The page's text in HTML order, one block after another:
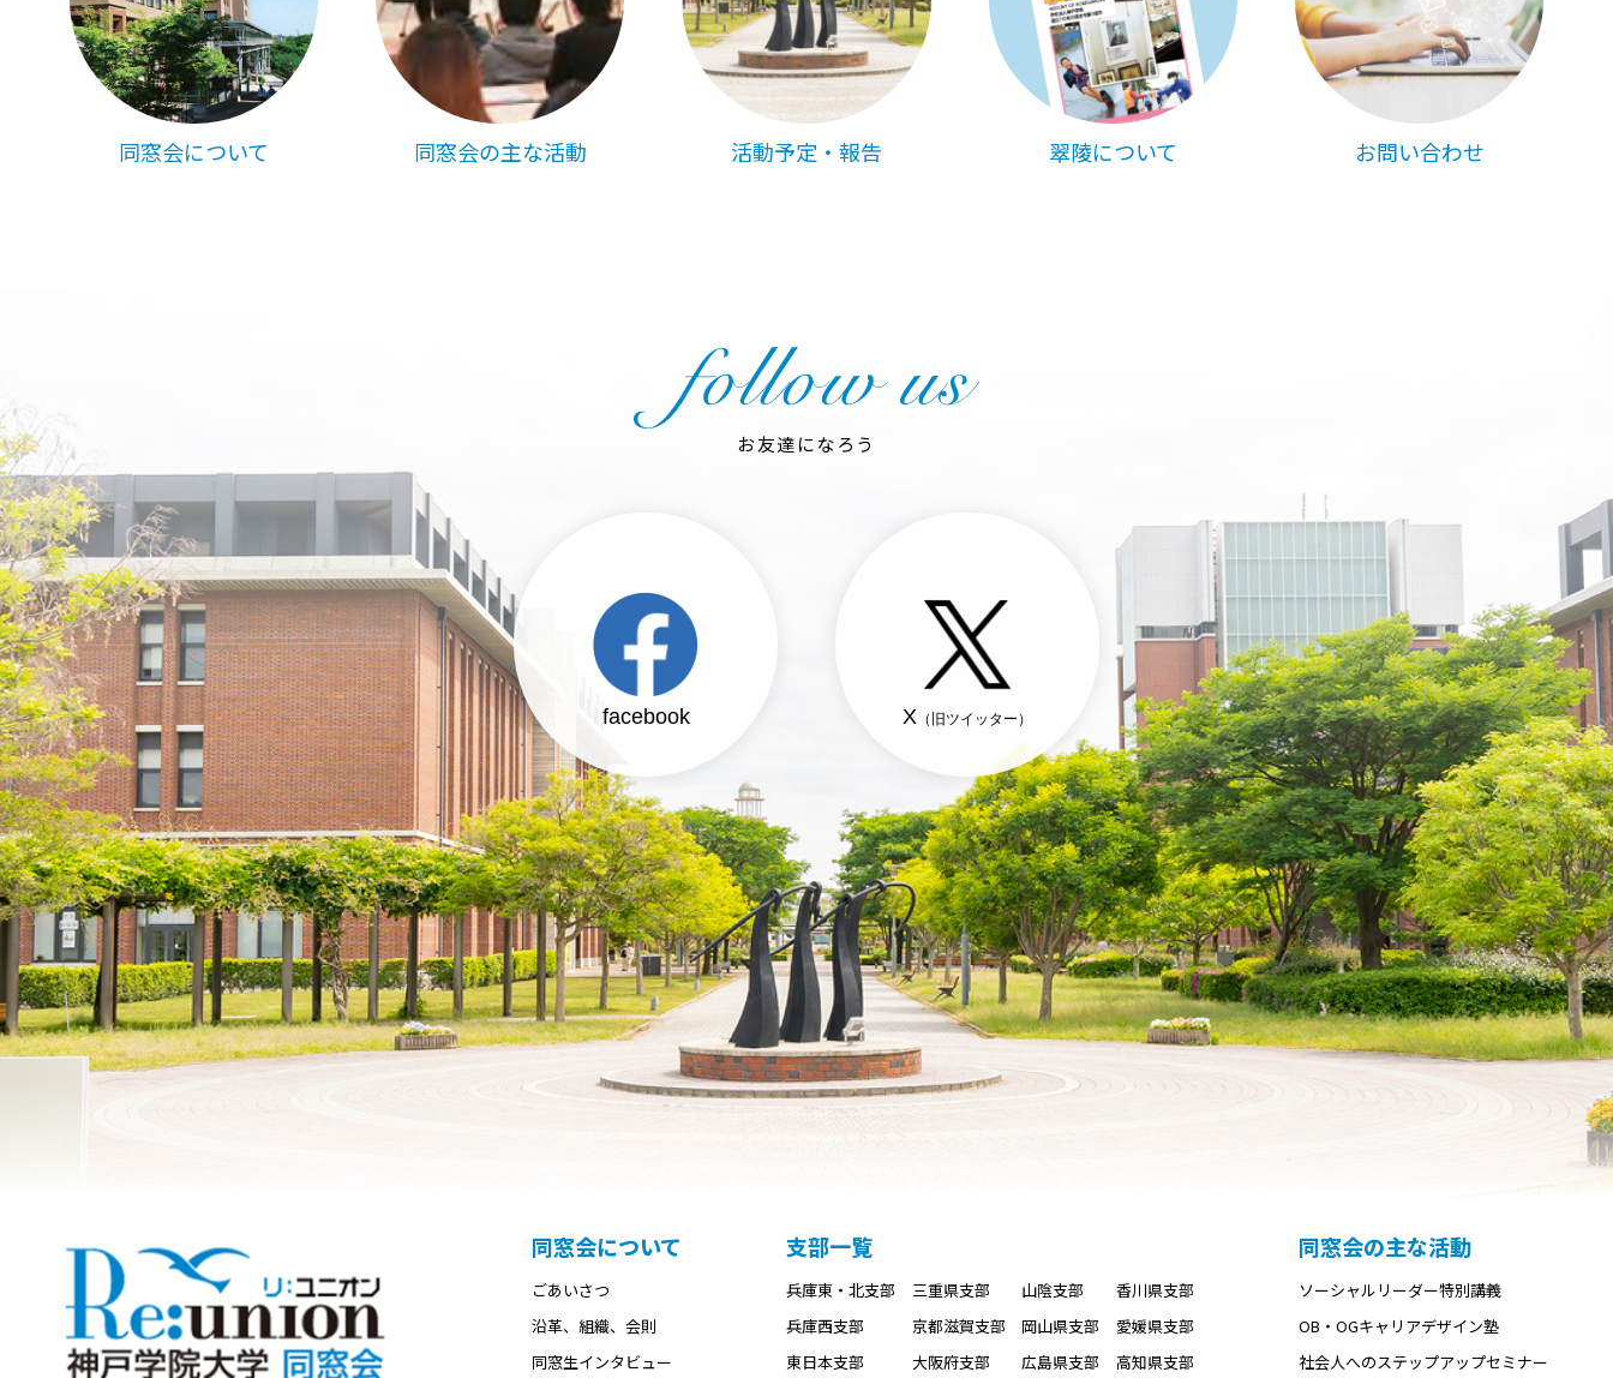
同窓会について 同窓会の主な活動 活動予定・報告 翠陵について お問い合わせ
お友達になろう
facebook X （旧ツイッター）
同窓会について
ごあいさつ
沿革、組織、会則
同窓生インタビュー
支部一覧
兵庫東・北支部
兵庫西支部
東日本支部
三重県支部
京都滋賀支部
大阪府支部
山陰支部
岡山県支部
広島県支部
香川県支部
愛媛県支部
高知県支部
同窓会の主な活動
ソーシャルリーダー特別講義
OB・OGキャリアデザイン塾
社会人へのステップアップセミナー